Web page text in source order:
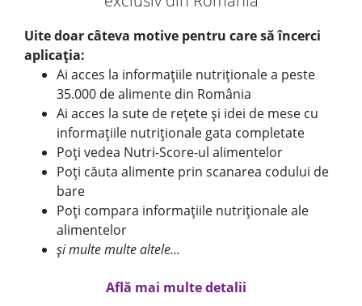
Uite doar câteva motive pentru care să încerci
aplicația:
Ai acces la informațiile nutriționale a peste
35.000 de alimente din România
Ai acces la sute de rețete și idei de mese cu
informațiile nutriționale gata completate
Poți vedea Nutri-Score-ul alimentelor
Poți căuta alimente prin scanarea codului de
bare
Poți compara informațiile nutriționale ale
alimentelor
și multe multe altele...
Află mai multe detalii